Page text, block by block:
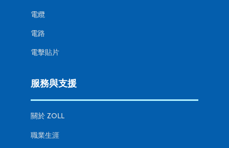
電纜
電路
電擊貼片
服務與支援
關於 ZOLL
職業生涯